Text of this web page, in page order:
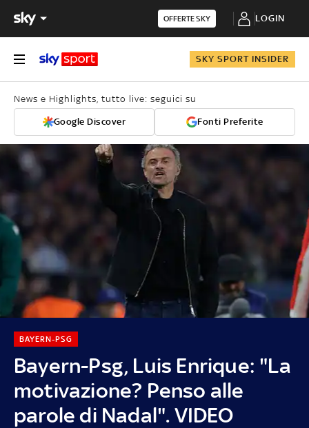
OFFERTE SKY LOGIN
SKY SPORT INSIDER
News e Highlights, tutto live: seguici su
Google Discover Fonti Preferite
Bayern-Psg, Luis Enrique: "La
motivazione? Penso alle
parole di Nadal". VIDEO
BAYERN-PSG